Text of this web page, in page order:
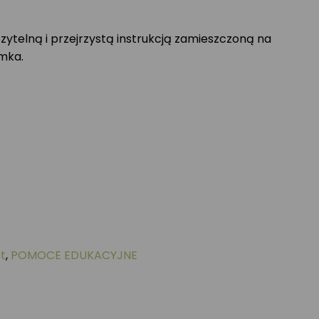
i przejrzystą instrukcją zamieszczoną na
, POMOCE EDUKACYJNE